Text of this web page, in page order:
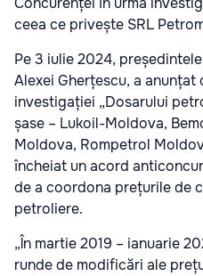
ceea ce privește SRL
Pe 3 iulie 2024,
Alexei Gherțescu, a anunțat
investigației „Dosarului
șase – Lukoil-Moldova,
Moldova, Rompetrol
încheiat un acord
de a coordona prețurile de
petroliere.
„În martie 2019 – ianuarie
runde de modificări ale